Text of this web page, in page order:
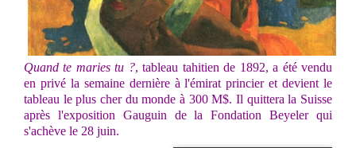
Quand te maries tu ?, tableau tahitien de 1892, a été vendu
en privé la semaine dernière à l'émirat princier et devient le
tableau le plus cher du monde à 300 M$. Il quittera la Suisse
après l'exposition Gauguin de la Fondation Beyeler qui
s'achève le 28 juin.